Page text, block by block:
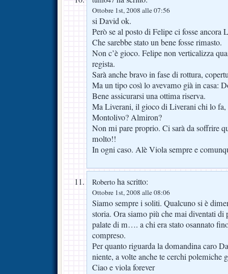
Ottobre 1st, 2008 alle 07:56
si David ok.
Però se al posto di Felipe ci fosse ancora
Che sarebbe stato un bene fosse rimasto.
Non c’è gioco. Felipe non verticalizza
regista.
Sarà anche bravo in fase di rottura,
Ma un tipo così lo avevamo già in casa:
Bene assicurarsi una ottima riserva.
Ma Liverani, il gioco di Liverani chi lo fa,
Montolivo? Almiron?
Non mi pare proprio. Ci sarà da soffrire
molto!!
In ogni caso. Alè Viola sempre e
Roberto ha scritto:
Ottobre 1st, 2008 alle 08:06
Siamo sempre i soliti. Qualcuno si è
storia. Ora siamo più che mai diventati di
palate di m…. a chi era stato osannato
compreso.
Per quanto riguarda la domandina caro
niente, a volte anche te cerchi polemiche
Ciao e viola forever